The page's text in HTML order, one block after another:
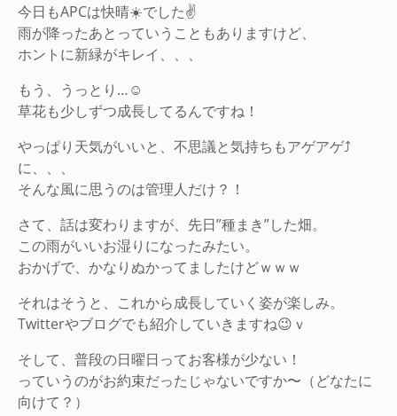
今日もAPCは快晴☀️でした✌️
雨が降ったあとっていうこともありますけど、
ホントに新緑がキレイ、、、
もう、うっとり…☺️
草花も少しずつ成長してるんですね！
やっぱり天気がいいと、不思議と気持ちもアゲアゲ⤴
に、、、
そんな風に思うのは管理人だけ？！
さて、話は変わりますが、先日”種まき”した畑。
この雨がいいお湿りになったみたい。
おかげで、かなりぬかってましたけどｗｗｗ
それはそうと、これから成長していく姿が楽しみ。
Twitterやブログでも紹介していきますね😉ｖ
そして、普段の日曜日ってお客様が少ない！
っていうのがお約束だったじゃないですか〜（どなたに
向けて？）